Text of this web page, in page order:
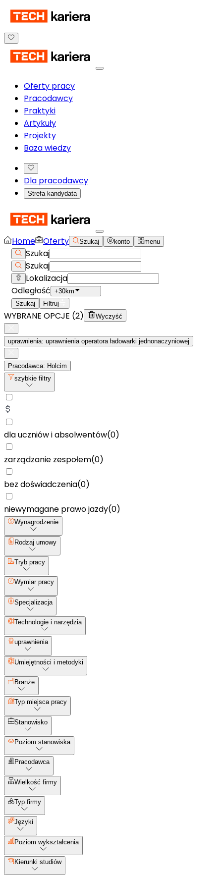
Oferty pracy
Pracodawcy
Praktyki
Artykuły
Projekty
Baza wiedzy
Dla pracodawcy
Strefa kandydata
Home Oferty Szukaj konto menu
Szukaj
Szukaj
Lokalizacja
Odległość +30km
Szukaj
Filtruj
WYBRANE OPCJE (2) Wyczyść
uprawnienia: uprawnienia operatora ładowarki jednonaczyniowej
Pracodawca: Holcim
szybkie filtry
dla uczniów i absolwentów(0)
zarządzanie zespołem(0)
bez doświadczenia(0)
niewymagane prawo jazdy(0)
Wynagrodzenie
Rodzaj umowy
Tryb pracy
Wymiar pracy
Specjalizacja
Technologie i narzędzia
uprawnienia
Umiejętności i metodyki
Branże
Typ miejsca pracy
Stanowisko
Poziom stanowiska
Pracodawca
Wielkość firmy
Typ firmy
Języki
Poziom wykształcenia
Kierunki studiów